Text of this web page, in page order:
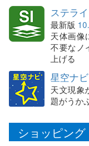
ステラ
最新版
天体画像
不要なノ
上げる
星空ナビ
天文現象
題がうか
ショッピング